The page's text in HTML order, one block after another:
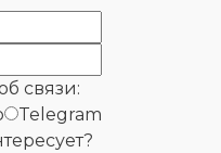
связи:
Telegram